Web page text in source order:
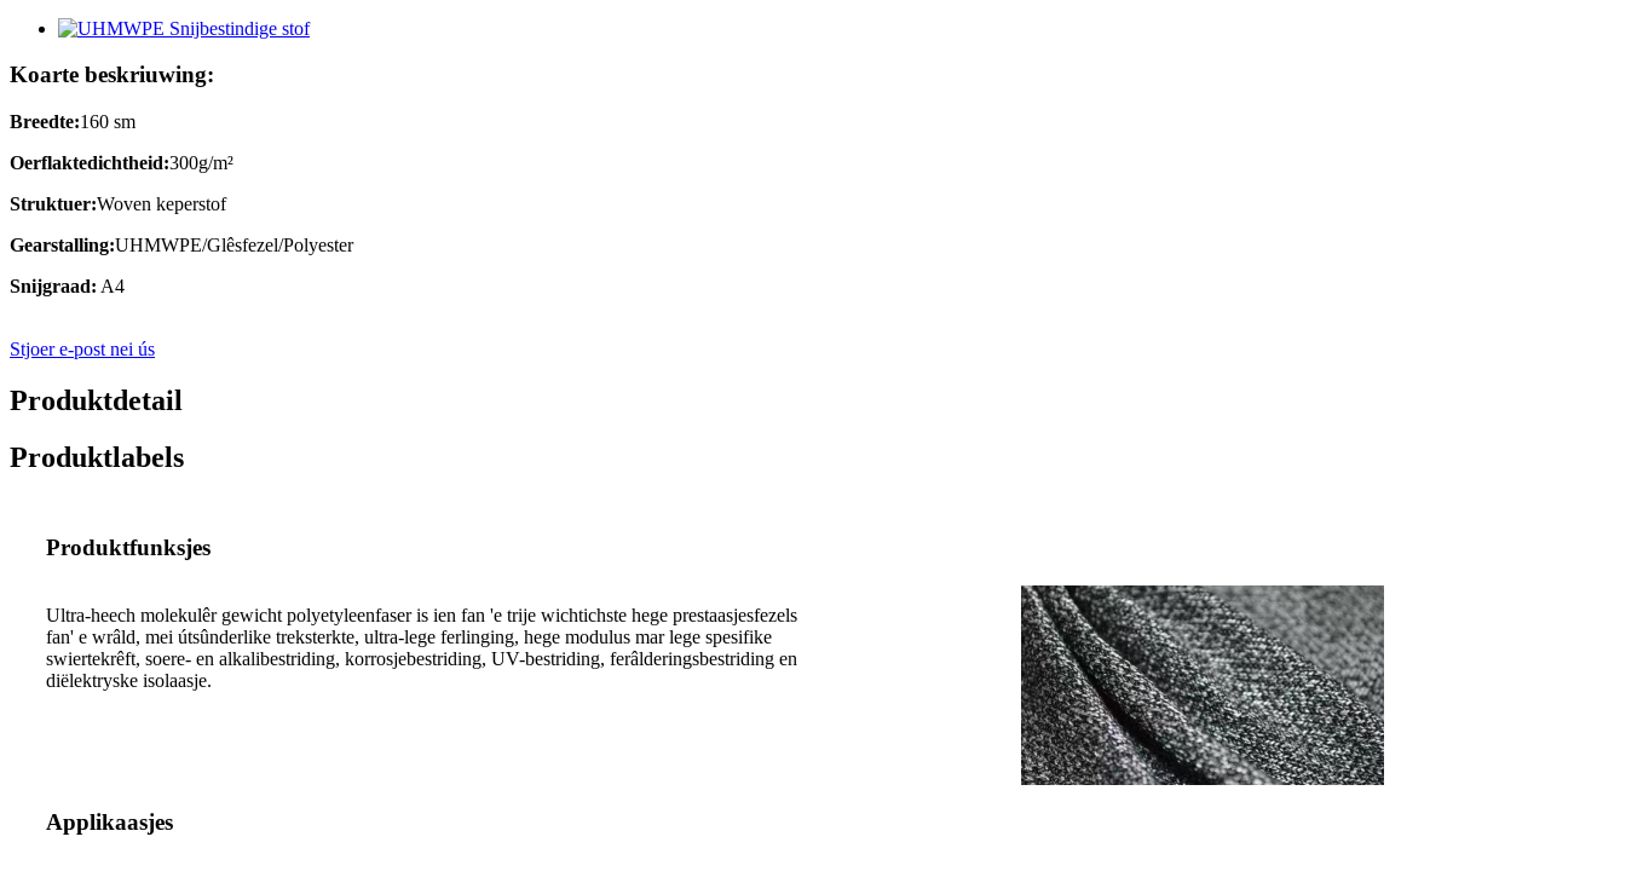
Koarte beskriuwing:
Breedte:160 sm
Oerflaktedichtheid:300g/m²
Struktuer:Woven keperstof
Gearstalling:UHMWPE/Glêsfezel/Polyester
Snijgraad: A4
Stjoer e-post nei ús
Produktdetail
Produktlabels
Produktfunksjes
Ultra-heech molekulêr gewicht polyetyleenfaser is ien fan 'e trije wichtichste hege prestaasjesfezels
fan' e wrâld, mei útsûnderlike treksterkte, ultra-lege ferlinging, hege modulus mar lege spesifike
swiertekrêft, soere- en alkalibestriding, korrosjebestriding, UV-bestriding, ferâlderingsbestriding en
diëlektryske isolaasje.
Applikaasjes